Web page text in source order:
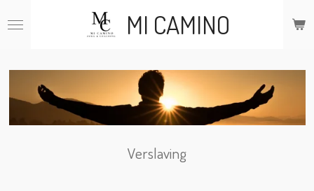
direct
MI CAMINO
Verslaving